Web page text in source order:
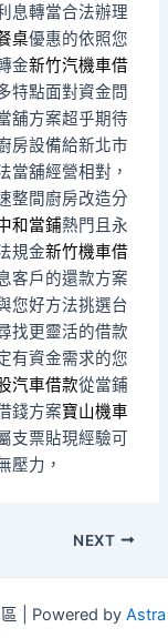
息轉當合法辦理
桌優惠的依照您
金新竹汽機車借
特點面對資金問
舖方案超乎期待
房設備給新北市
當舖經營相對，
整間廚房改造分
和當鋪熱門且永
規金新竹機車借
客戶的還款方案
您好方法挑選台
找更靈活的借款
有資金需求的您
汽車借款從當鋪
錢方案寶山機車
支票貼現經驗可
壓力，
NEXT
| Powered by Astra